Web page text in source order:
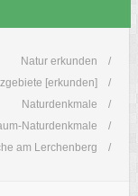
Natur erkunden
[erkunden]
Naturdenkmale
Naturdenkmale
am Lerchenberg